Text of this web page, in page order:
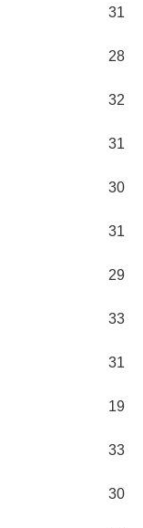
31
28
32
31
30
31
29
33
31
19
33
30